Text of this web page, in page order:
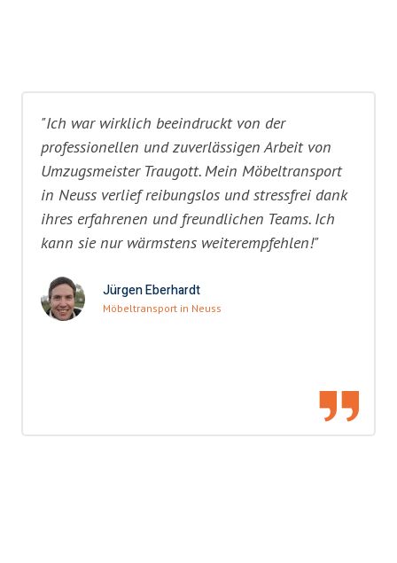
"Ich war wirklich beeindruckt von der
professionellen und zuverlässigen Arbeit von
Umzugsmeister Traugott. Mein Möbeltransport
in Neuss verlief reibungslos und stressfrei dank
ihres erfahrenen und freundlichen Teams. Ich
kann sie nur wärmstens weiterempfehlen!"
Jürgen Eberhardt
Möbeltransport in Neuss